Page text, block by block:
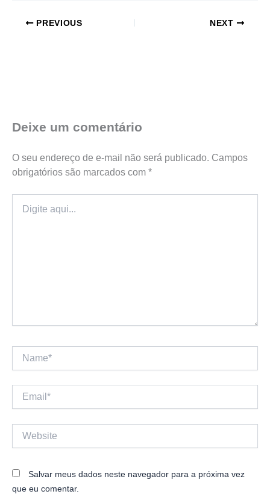
PREVIOUS NEXT
Deixe um comentário
O seu endereço de e-mail não será publicado. Campos
obrigatórios são marcados com *
aqui...
Email*
Salvar meus dados neste navegador para a próxima vez
que eu comentar.